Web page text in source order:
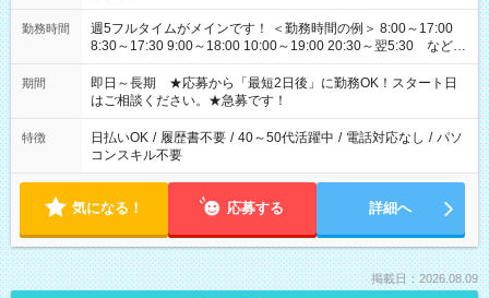
勤務時間
週5フルタイムがメインです！ ＜勤務時間の例＞ 8:00～17:00
8:30～17:30 9:00～18:00 10:00～19:00 20:30～翌5:30 など ★
その他にも勤務時間多数！ 日勤のみ、残業なし、交替制など
ご希望を教えてください！
期間
即日～長期 ★応募から「最短2日後」に勤務OK！スタート日
はご相談ください。★急募です！
特徴 日払いOK / 履歴書不要 / 40～50代活躍中 / 電話対応なし / パソ
コンスキル不要
気になる！ 応募する 詳細へ
掲載日：2026.08.09